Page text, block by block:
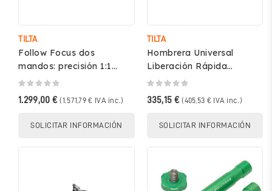
TILTA
Follow Focus dos
mandos: precisión 1:1
para barras 15/19mm -
1.299,00 € (1.571,79 € IVA inc.)
SOLICITAR INFORMACIÓN
TILTA
Hombrera Universal
Liberación Rápida
(Arri/Tilta) – TILTA TT-
335,15 € (405,53 € IVA inc.)
SOLICITAR INFORMACIÓN